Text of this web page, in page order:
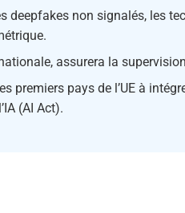
deepfakes non signalés, les
assurera la
premiers pays de l’UE à
(AI Act).